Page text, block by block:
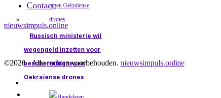
Russisch ministerie wil
wegengeld inzetten voor
bescherming tegen
Oekraïense drones
Contact
nieuwsimpuls.online
©2026- Alle rechten voorbehouden. nieuwsimpuls.online